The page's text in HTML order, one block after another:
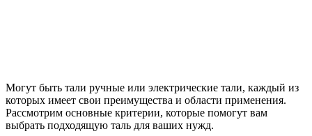
Могут быть тали ручные или электрические тали, каждый из
которых имеет свои преимущества и области применения.
Рассмотрим основные критерии, которые помогут вам
выбрать подходящую таль для ваших нужд.